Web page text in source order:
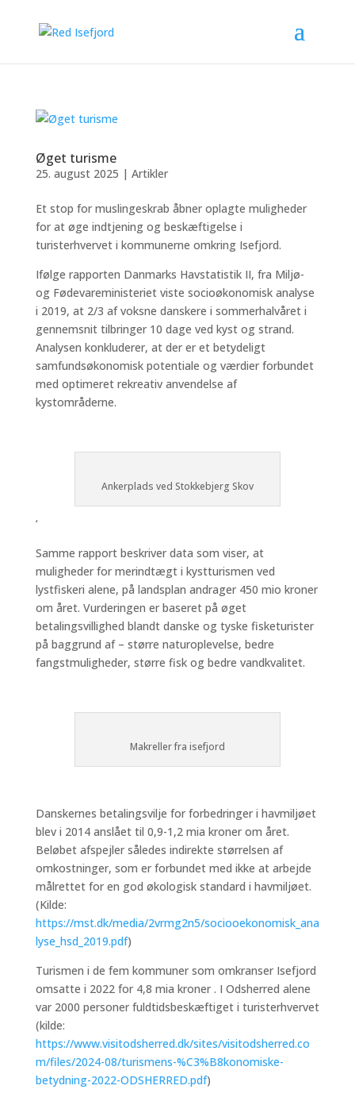
Øget turisme
25. august 2025 | Artikler
Et stop for muslingeskrab åbner oplagte muligheder
for at øge indtjening og beskæftigelse i
turisterhvervet i kommunerne omkring Isefjord.
Ifølge rapporten Danmarks Havstatistik II, fra Miljø-
og Fødevareministeriet viste socioøkonomisk analyse
i 2019, at 2/3 af voksne danskere i sommerhalvåret i
gennemsnit tilbringer 10 dage ved kyst og strand.
Analysen konkluderer, at der er et betydeligt
samfundsøkonomisk potentiale og værdier forbundet
med optimeret rekreativ anvendelse af
kystområderne.
Ankerplads ved Stokkebjerg Skov
‘
Samme rapport beskriver data som viser, at
muligheder for merindtægt i kystturismen ved
lystfiskeri alene, på landsplan andrager 450 mio kroner
om året. Vurderingen er baseret på øget
betalingsvillighed blandt danske og tyske fisketurister
på baggrund af – større naturoplevelse, bedre
fangstmuligheder, større fisk og bedre vandkvalitet.
Makreller fra isefjord
Danskernes betalingsvilje for forbedringer i havmiljøet
blev i 2014 anslået til 0,9-1,2 mia kroner om året.
Beløbet afspejler således indirekte størrelsen af
omkostninger, som er forbundet med ikke at arbejde
målrettet for en god økologisk standard i havmiljøet.
(Kilde:
https://mst.dk/media/2vrmg2n5/sociooekonomisk_ana
lyse_hsd_2019.pdf)
Turismen i de fem kommuner som omkranser Isefjord
omsatte i 2022 for 4,8 mia kroner . I Odsherred alene
var 2000 personer fuldtidsbeskæftiget i turisterhvervet
(kilde:
https://www.visitodsherred.dk/sites/visitodsherred.co
m/files/2024-08/turismens-%C3%B8konomiske-
betydning-2022-ODSHERRED.pdf)